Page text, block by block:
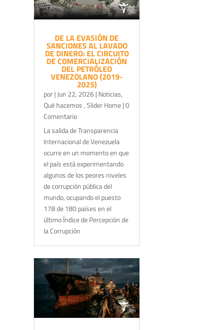
DE LA EVASIÓN DE
SANCIONES AL LAVADO
DE DINERO: EL CIRCUITO
DE COMERCIALIZACIÓN
DEL PETRÓLEO
VENEZOLANO (2019-
2025)
por|Jun 22, 2026| Noticias,
Qué hacemos,Slider Home| 0
Comentario
La salida de Transparencia
Internacional de Venezuela
ocurre en un momento en que
el país está experimentando
algunos de los peores niveles
de corrupción pública del
mundo, ocupando el puesto
178 de 180 países en el
último Índice de Percepción de
la Corrupción